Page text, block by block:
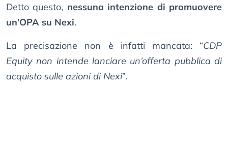
Detto questo, nessuna intenzione di promuovere
un’OPA su Nexi.
La precisazione non è infatti mancata: “CDP
Equity non intende lanciare un’offerta pubblica di
acquisto sulle azioni di Nexi”.